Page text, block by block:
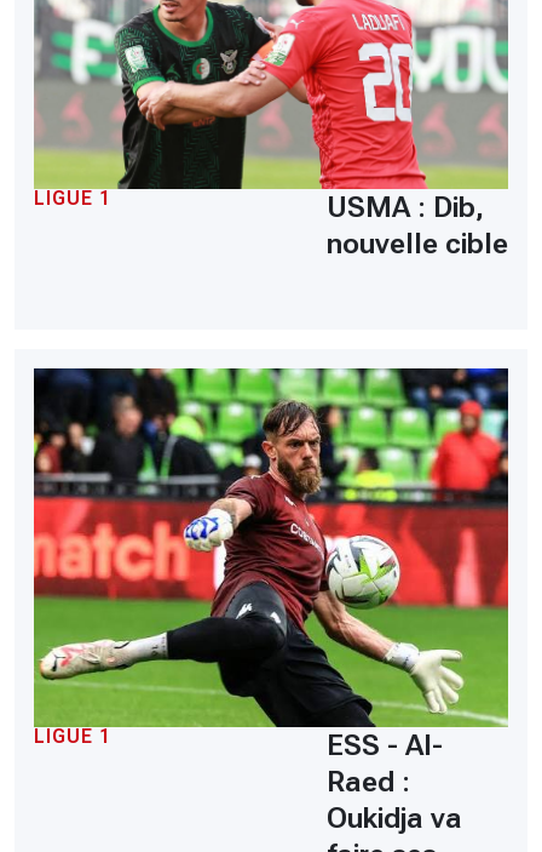
LIGUE 1
USMA : Dib,
nouvelle cible
LIGUE 1
ESS - Al-
Raed :
Oukidja va